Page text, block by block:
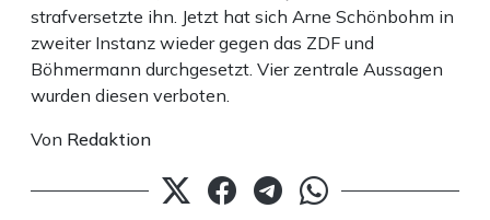
strafversetzte ihn. Jetzt hat sich Arne Schönbohm in
zweiter Instanz wieder gegen das ZDF und
Böhmermann durchgesetzt. Vier zentrale Aussagen
wurden diesen verboten.
Von Redaktion